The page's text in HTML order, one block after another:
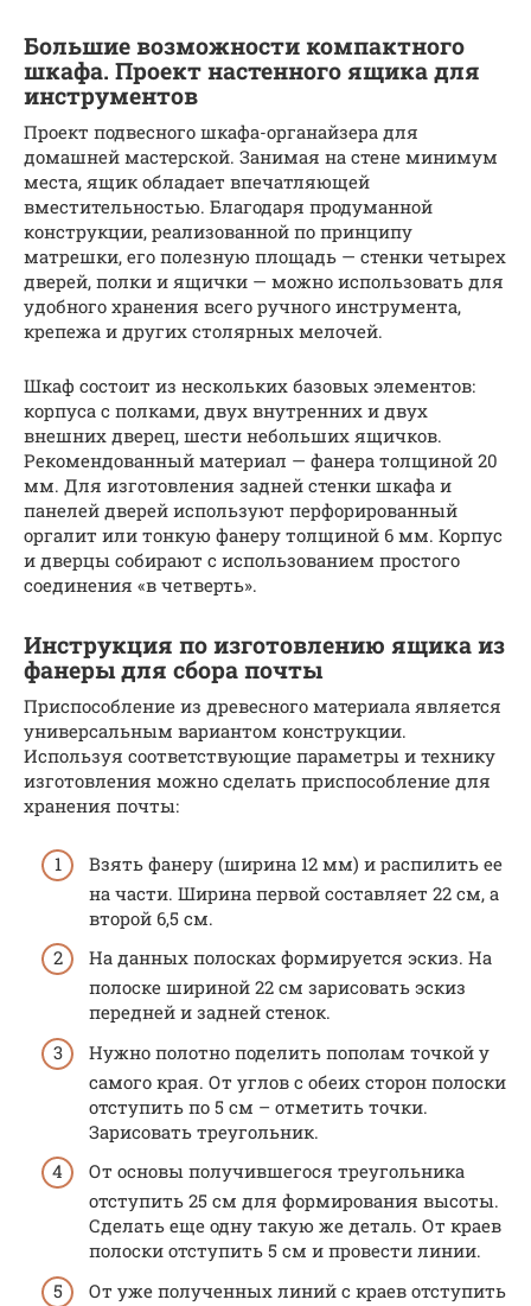
Большие возможности компактного
шкафа. Проект настенного ящика для
инструментов
Проект подвесного шкафа-органайзера для
домашней мастерской. Занимая на стене минимум
места, ящик обладает впечатляющей
вместительностью. Благодаря продуманной
конструкции, реализованной по принципу
матрешки, его полезную площадь — стенки четырех
дверей, полки и ящички — можно использовать для
удобного хранения всего ручного инструмента,
крепежа и других столярных мелочей.
Шкаф состоит из нескольких базовых элементов:
корпуса с полками, двух внутренних и двух
внешних дверец, шести небольших ящичков.
Рекомендованный материал — фанера толщиной 20
мм. Для изготовления задней стенки шкафа и
панелей дверей используют перфорированный
оргалит или тонкую фанеру толщиной 6 мм. Корпус
и дверцы собирают с использованием простого
соединения «в четверть».
Инструкция по изготовлению ящика из
фанеры для сбора почты
Приспособление из древесного материала является
универсальным вариантом конструкции.
Используя соответствующие параметры и технику
изготовления можно сделать приспособление для
хранения почты:
Взять фанеру (ширина 12 мм) и распилить ее
на части. Ширина первой составляет 22 см, а
второй 6,5 см.
На данных полосках формируется эскиз. На
полоске шириной 22 см зарисовать эскиз
передней и задней стенок.
Нужно полотно поделить пополам точкой у
самого края. От углов с обеих сторон полоски
отступить по 5 см – отметить точки.
Зарисовать треугольник.
От основы получившегося треугольника
отступить 25 см для формирования высоты.
Сделать еще одну такую же деталь. От краев
полоски отступить 5 см и провести линии.
От уже полученных линий с краев отступить